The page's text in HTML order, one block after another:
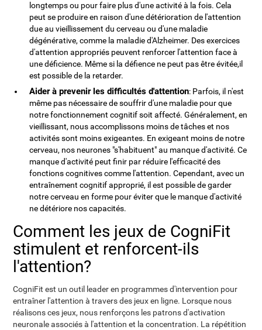
longtemps ou pour faire plus d'une activité à la fois. Cela
peut se produire en raison d'une détérioration de l'attention
due au vieillissement du cerveau ou d'une maladie
dégénérative, comme la maladie d'Alzheimer. Des exercices
d'attention appropriés peuvent renforcer l'attention face à
une déficience. Même si la défience ne peut pas être évitée,il
est possible de la retarder.
Aider à prevenir les difficultés d'attention: Parfois, il n'est
même pas nécessaire de souffrir d'une maladie pour que
notre fonctionnement cognitif soit affecté. Généralement, en
vieillissant, nous accomplissons moins de tâches et nos
activités sont moins exigeantes. En exigeant moins de notre
cerveau, nos neurones "s'habituent" au manque d'activité. Ce
manque d'activité peut finir par réduire l'efficacité des
fonctions cognitives comme l'attention. Cependant, avec un
entraînement cognitif approprié, il est possible de garder
notre cerveau en forme pour éviter que le manque d'activité
ne détériore nos capacités.
Comment les jeux de CogniFit
stimulent et renforcent-ils
l'attention?
CogniFit est un outil leader en programmes d'intervention pour
entraîner l'attention à travers des jeux en ligne. Lorsque nous
réalisons ces jeux, nous renforçons les patrons d'activation
neuronale associés à l'attention et la concentration. La répétition